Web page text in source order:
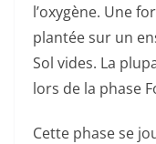
l’oxygène. Une
plantée sur un
Sol vides. La
lors de la phase
Cette phase se